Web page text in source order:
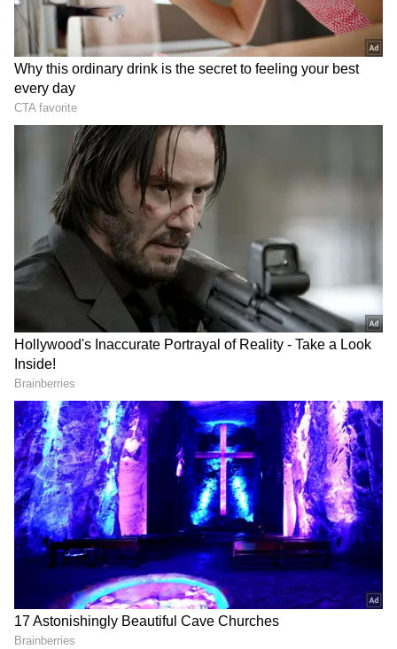
Image Credit :Chat GPT
கிரகண யோகம் என்றால் என்ன?
வானியல் அடிப்படையில் இது ஒரு நிழல்
சேர்க்கை மட்டுமே என்றாலும், ஜோதிட
ரீதியாக சந்திரன் ராகுவுடன் இணையும்
போது 'சந்திர கிரகணம்' போன்ற ஒரு சூழல்
தனிப்பட்ட ஜாதக ரீதியாக உருவாகிறது.